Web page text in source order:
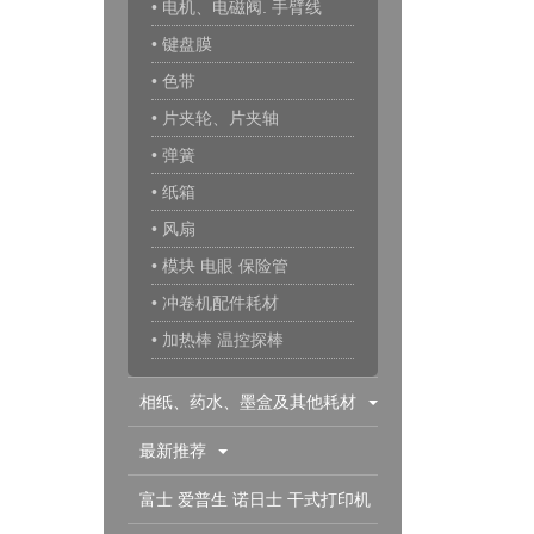
• 电机、电磁阀. 手臂线
• 键盘膜
• 色带
• 片夹轮、片夹轴
• 弹簧
• 纸箱
• 风扇
• 模块 电眼 保险管
• 冲卷机配件耗材
• 加热棒 温控探棒
相纸、药水、墨盒及其他耗材
最新推荐
富士 爱普生 诺日士 干式打印机